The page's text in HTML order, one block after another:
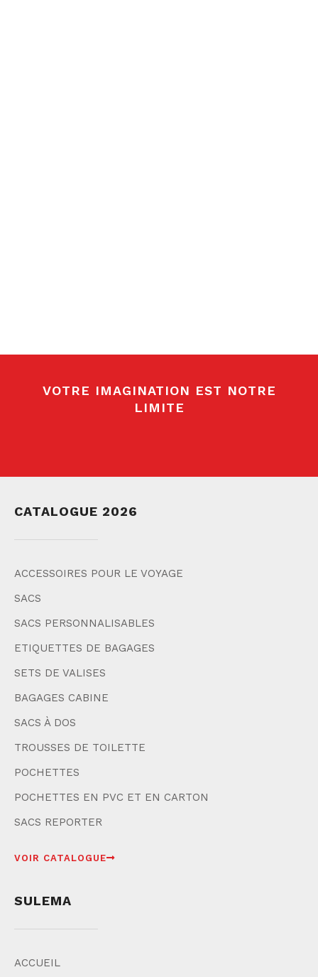
VOTRE IMAGINATION EST NOTRE
LIMITE
CATALOGUE 2026
ACCESSOIRES POUR LE VOYAGE
SACS
SACS PERSONNALISABLES
ETIQUETTES DE BAGAGES
SETS DE VALISES
BAGAGES CABINE
SACS À DOS
TROUSSES DE TOILETTE
POCHETTES
POCHETTES EN PVC ET EN CARTON
SACS REPORTER
VOIR CATALOGUE
SULEMA
ACCUEIL